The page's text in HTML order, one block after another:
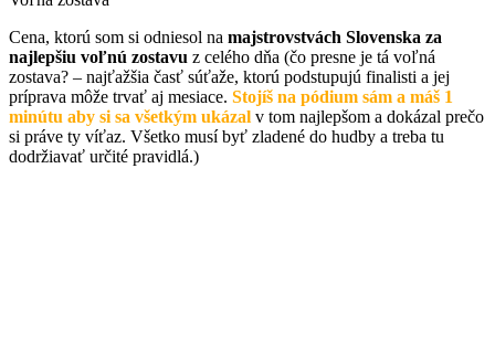
Cena, ktorú som si odniesol na majstrovstvách Slovenska za
najlepšiu voľnú zostavu z celého dňa (čo presne je tá voľná
zostava? – najťažšia časť súťaže, ktorú podstupujú finalisti a jej
príprava môže trvať aj mesiace. Stojíš na pódium sám a máš 1
minútu aby si sa všetkým ukázal v tom najlepšom a dokázal prečo
si práve ty víťaz. Všetko musí byť zladené do hudby a treba tu
dodržiavať určité pravidlá.)